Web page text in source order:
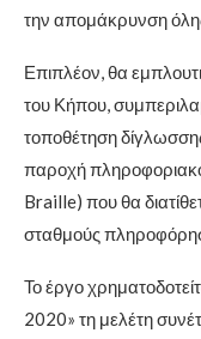
την απομάκρυνση
Επιπλέον, θα
του Κήπου,
τοποθέτηση
παροχή
Braille) που θα
σταθμούς
Το έργο
2020» τη μελέτη